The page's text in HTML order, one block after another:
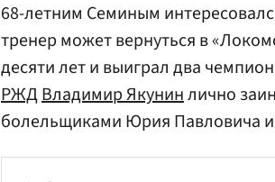
68-летним Семиным
тренер может вернуться в
десяти лет и выиграл два
РЖДВладимир Якунинлично
болельщиками Юрия Павловича и